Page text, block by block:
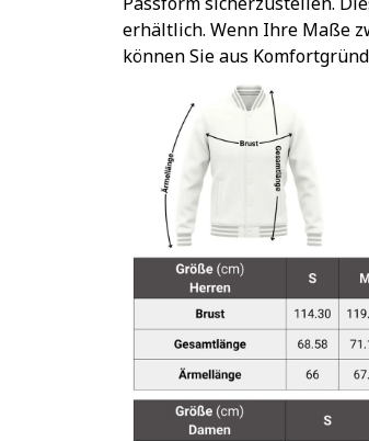
erhältlich. Wenn Ihre Maße
können Sie aus